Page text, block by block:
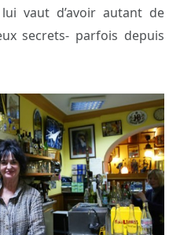
vaut d’avoir autant de
secrets- parfois depuis